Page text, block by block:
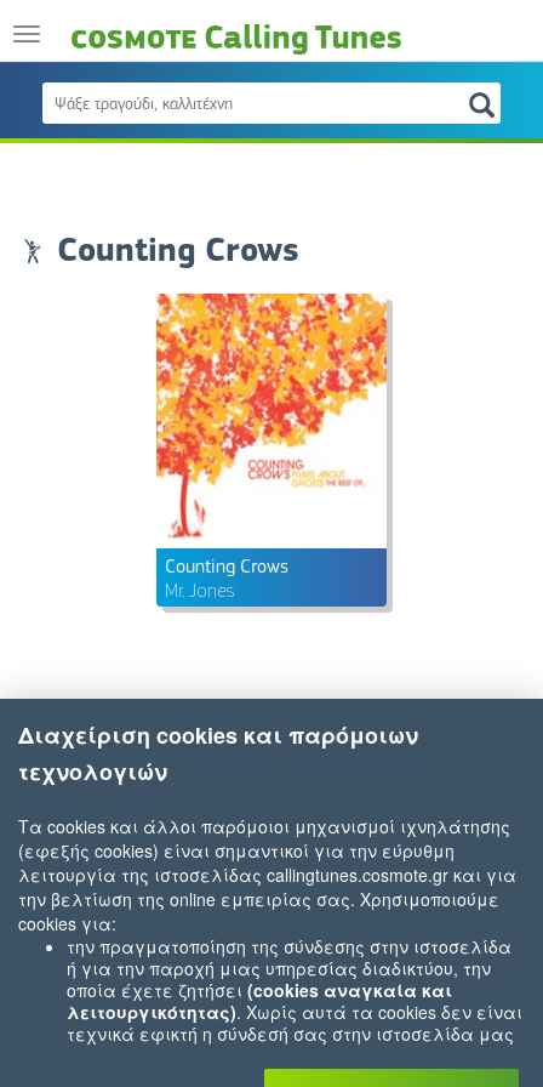
Counting Crows
Counting Crows
Mr. Jones
Διαχείριση cookies και παρόμοιων
τεχνολογιών
Τα cookies και άλλοι παρόμοιοι μηχανισμοί ιχνηλάτησης
(εφεξής cookies) είναι σημαντικοί για την εύρυθμη
λειτουργία της ιστοσελίδας callingtunes.cosmote.gr και για
την βελτίωση της online εμπειρίας σας. Χρησιμοποιούμε
cookies για:
την πραγματοποίηση της σύνδεσης στην ιστοσελίδα
ή για την παροχή μιας υπηρεσίας διαδικτύου, την
οποία έχετε ζητήσει (cookies αναγκαία και
λειτουργικότητας). Χωρίς αυτά τα cookies δεν είναι
τεχνικά εφικτή η σύνδεσή σας στην ιστοσελίδα μας
που εσείς μας ζητήσατε (π.χ.cookies που αφορούν